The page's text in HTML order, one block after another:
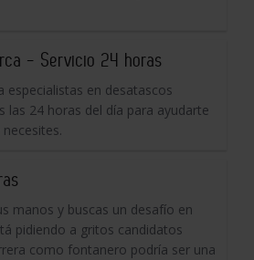
- Servicio 24 horas
especialistas en desatascos
las 24 horas del día para ayudarte
manos y buscas un desafío en
pidiendo a gritos candidatos
como fontanero podría ser una